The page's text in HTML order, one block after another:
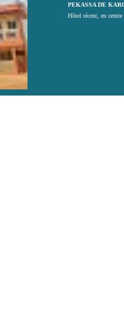
PEKASSA DE
Hôtel récent, en